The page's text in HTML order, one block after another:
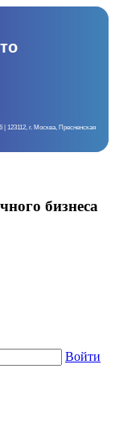
г. Москва, Пресненская
бизнеса
Войти